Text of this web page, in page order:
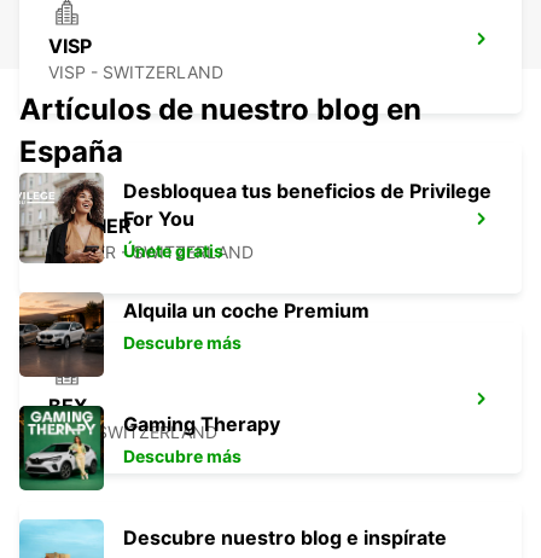
VISP
VISP - SWITZERLAND
VERBIER
VERBIER - SWITZERLAND
BEX
BEX - SWITZERLAND
Artículos de nuestro blog en
España
Desbloquea tus beneficios de Privilege
For You
Únete gratis
Alquila un coche Premium
Descubre más
Gaming Therapy
Descubre más
Descubre nuestro blog e inspírate